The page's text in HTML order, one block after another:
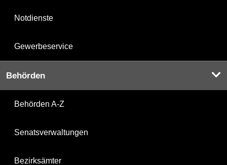
Notdienste
Gewerbeservice
Behörden
Behörden A-Z
Senatsverwaltungen
Bezirksämter